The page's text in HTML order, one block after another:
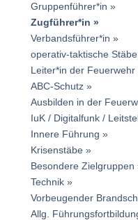
Gruppenführer*in
Zugführer*in
Verbandsführer*in
operativ-taktische Stäbe
Leiter*in der Feuerwehr
ABC-Schutz
Ausbilden in der
IuK / Digitalfunk /
Innere Führung
Krisenstäbe
Besondere Zielgruppen
Technik
Vorbeugender
Allg.